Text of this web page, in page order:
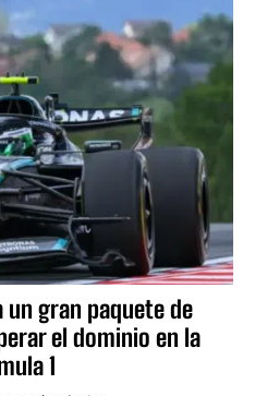
gran paquete de
el dominio en la
1